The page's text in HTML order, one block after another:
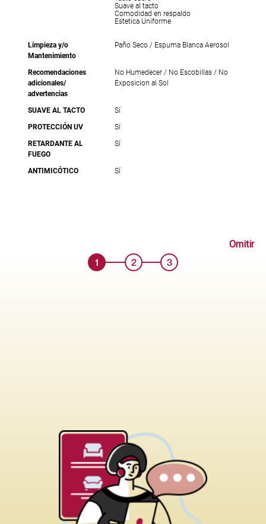
Suave al tacto
Comodidad en respaldo
Estetica Uniforme
Limpieza y/o
Mantenimiento
Paño Seco / Espuma Blanca Aerosol
Recomendaciones
adicionales/
advertencias
No Humedecer / No Escobillas / No
Exposicion al Sol
SUAVE AL TACTO
Sí
PROTECCIÓN UV
Sí
RETARDANTE AL
FUEGO
Sí
ANTIMICÓTICO Sí